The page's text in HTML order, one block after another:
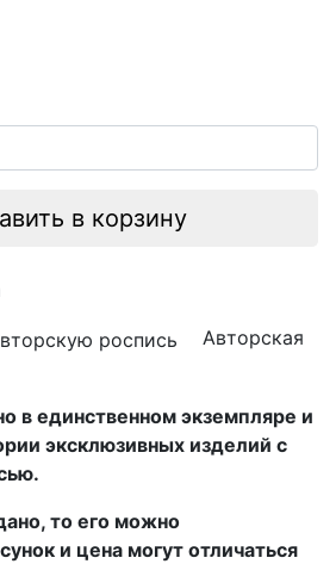
в корзину
Авторская
в единственном экземпляре и
эксклюзивных изделий с
то его можно
и цена могут отличаться